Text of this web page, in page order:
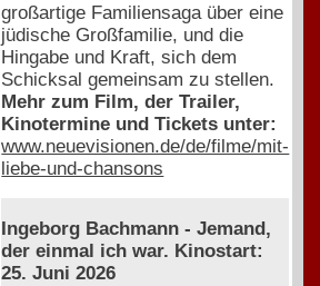
großartige Familiensaga über eine
jüdische Großfamilie, und die
Hingabe und Kraft, sich dem
Schicksal gemeinsam zu stellen.
Mehr zum Film, der Trailer,
Kinotermine und Tickets unter:
www.neuevisionen.de/de/filme/mit-
liebe-und-chansons
Ingeborg Bachmann - Jemand,
der einmal ich war. Kinostart:
25. Juni 2026